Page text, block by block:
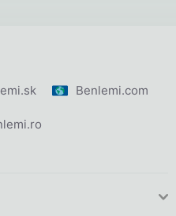
Benlemi.com